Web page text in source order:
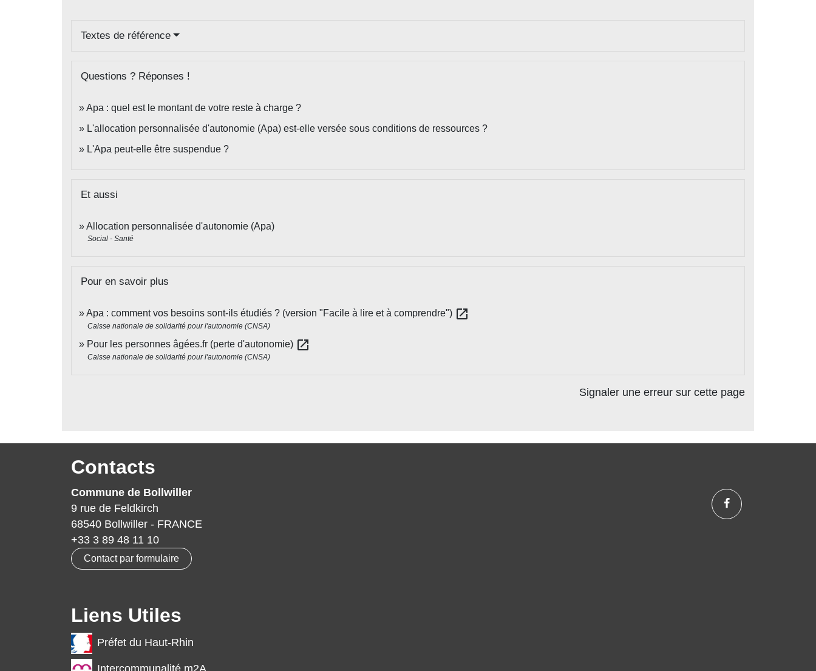
Textes de référence
Questions ? Réponses !
Apa : quel est le montant de votre reste à charge ?
L'allocation personnalisée d'autonomie (Apa) est-elle versée sous conditions de ressources ?
L'Apa peut-elle être suspendue ?
Et aussi
Allocation personnalisée d'autonomie (Apa)
Social - Santé
Pour en savoir plus
Apa : comment vos besoins sont-ils étudiés ? (version "Facile à lire et à comprendre") open_in_new
Caisse nationale de solidarité pour l'autonomie (CNSA)
Pour les personnes âgées.fr (perte d'autonomie) open_in_new
Caisse nationale de solidarité pour l'autonomie (CNSA)
Signaler une erreur sur cette page
Contacts
Commune de Bollwiller
9 rue de Feldkirch
68540 Bollwiller - FRANCE
+33 3 89 48 11 10
Contact par formulaire
Liens Utiles
Préfet du Haut-Rhin